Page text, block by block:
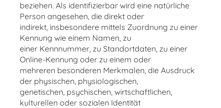
beziehen. Als identifizierbar wird eine natürliche
Person angesehen, die direkt oder
indirekt, insbesondere mittels Zuordnung zu einer
Kennung wie einem Namen, zu
einer Kennnummer, zu Standortdaten, zu einer
Online-Kennung oder zu einem oder
mehreren besonderen Merkmalen, die Ausdruck
der physischen, physiologischen,
genetischen, psychischen, wirtschaftlichen,
kulturellen oder sozialen Identität